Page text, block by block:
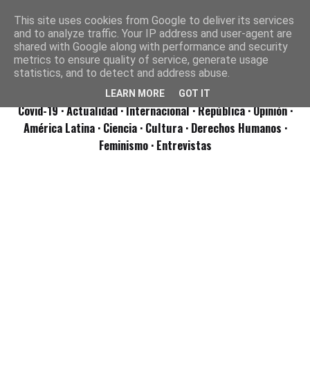
Covid-19· Actualidad· Internacional· República· Opinión·
América Latina · Ciencia · Cultura · Derechos Humanos ·
Feminismo · Entrevistas
This site uses cookies from Google to deliver its services
and to analyze traffic. Your IP address and user-agent are
shared with Google along with performance and security
metrics to ensure quality of service, generate usage
statistics, and to detect and address abuse.
LEARN MORE GOT IT